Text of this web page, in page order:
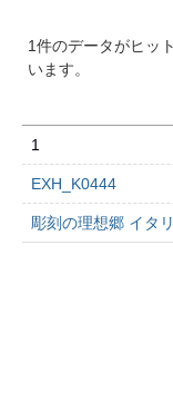
1件のデータがヒッ
います。
1
EXH_K0444
彫刻の理想郷 イタ